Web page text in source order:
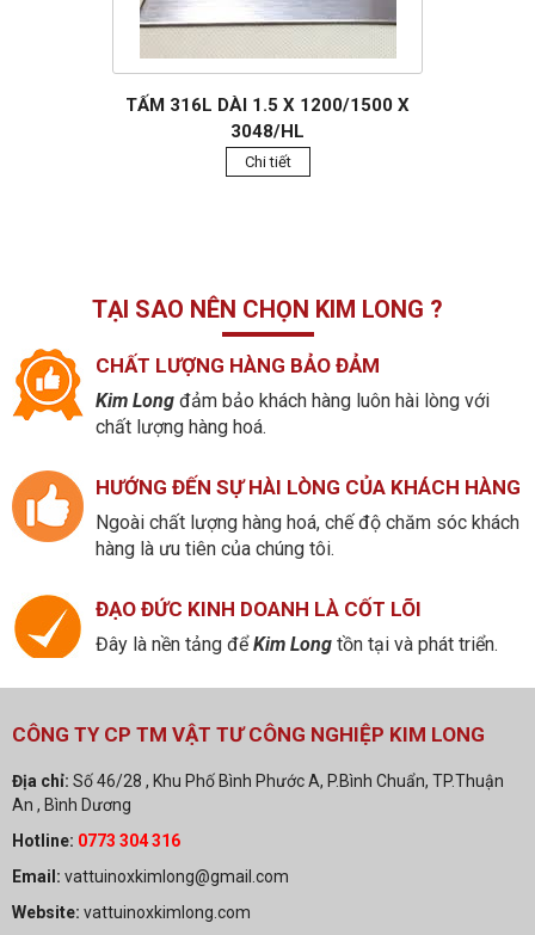
TẤM 316L DÀI 1.5 X 1200/1500 X
3048/HL
Chi tiết
TẠI SAO NÊN CHỌN KIM LONG ?
CHẤT LƯỢNG HÀNG BẢO ĐẢM
Kim Long đảm bảo khách hàng luôn hài lòng với
chất lượng hàng hoá.
HƯỚNG ĐẾN SỰ HÀI LÒNG CỦA KHÁCH HÀNG
Ngoài chất lượng hàng hoá, chế độ chăm sóc khách
hàng là ưu tiên của chúng tôi.
ĐẠO ĐỨC KINH DOANH LÀ CỐT LÕI
Đây là nền tảng đểKim Long tồn tại và phát triển.
CÔNG TY CP TM VẬT TƯ CÔNG NGHIỆP KIM LONG
Địa chỉ: Số 46/28 , Khu Phố Bình Phước A, P.Bình Chuẩn, TP.Thuận
An , Bình Dương
Hotline: 0773 304 316
Email: vattuinoxkimlong@gmail.com
Website: vattuinoxkimlong.com